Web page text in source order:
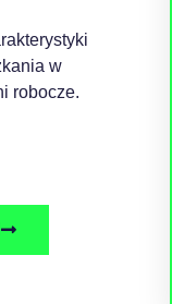
w
robocze.